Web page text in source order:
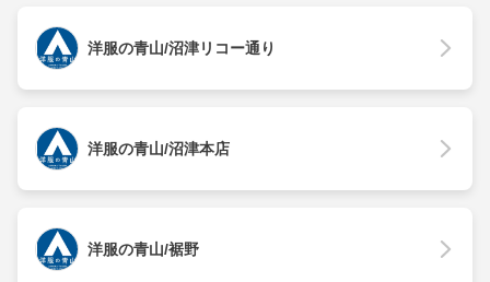
洋服の青山/沼津リコー通り
洋服の青山/沼津本店
洋服の青山/裾野